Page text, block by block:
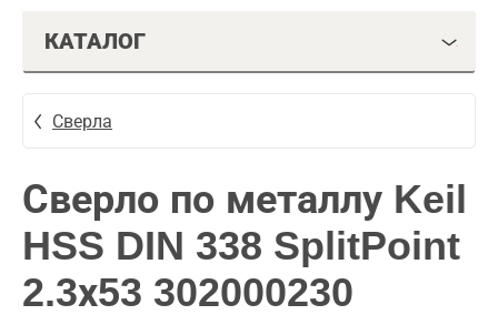
КАТАЛОГ
Сверла
Сверло по металлу Keil
HSS DIN 338 SplitPoint
2.3х53 302000230